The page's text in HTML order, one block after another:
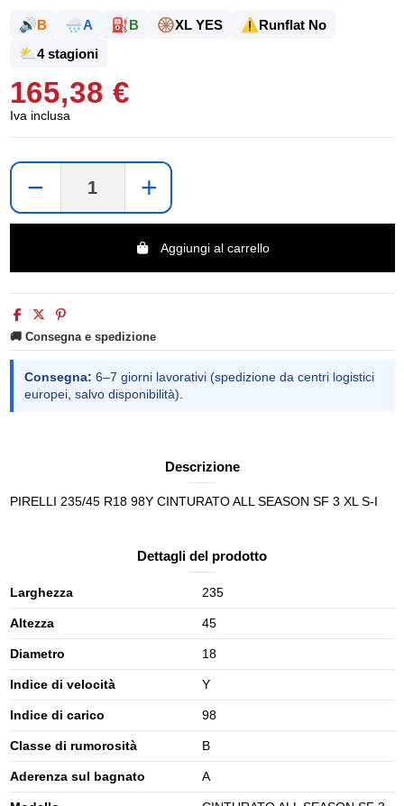
🔊B 🌧️A ⛽B 🛞XL YES ⚠️Runflat No
⛅ 4 stagioni
165,38 €
Iva inclusa
− +
Aggiungi al carrello
🚚 Consegna e spedizione
Consegna: 6–7 giorni lavorativi (spedizione da centri logistici
europei, salvo disponibilità).
Descrizione
PIRELLI 235/45 R18 98Y CINTURATO ALL SEASON SF 3 XL S-I
Dettagli del prodotto
Larghezza 235
Altezza 45
Diametro 18
Indice di velocità Y
Indice di carico 98
Classe di rumorosità B
Aderenza sul bagnato A